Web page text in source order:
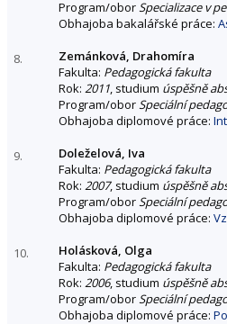
Program/oborSpecializace v
Obhajoba bakalářské práce:
8.
Zemánková, Drahomíra
Fakulta: Pedagogická fakulta
Rok: 2011, studium úspěšně
Program/oborSpeciální
Obhajoba diplomové práce:
9.
Doleželová, Iva
Fakulta: Pedagogická fakulta
Rok: 2007, studium úspěšně
Program/oborSpeciální
Obhajoba diplomové práce:
10.
Holásková, Olga
Fakulta: Pedagogická fakulta
Rok: 2006, studium úspěšně
Program/oborSpeciální
Obhajoba diplomové práce: